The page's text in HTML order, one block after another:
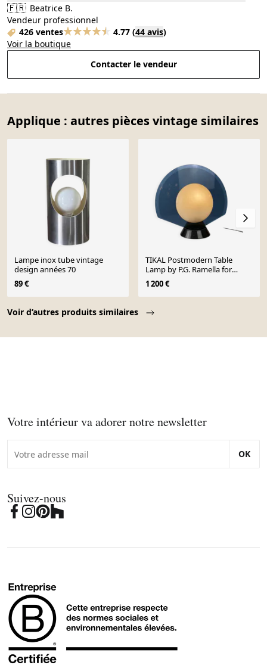
🇫🇷 Beatrice B.
Vendeur professionnel
426 ventes
4.77 (44 avis)
Voir la boutique
Contacter le vendeur
Applique : autres pièces vintage similaires
Voir d’autres produits similaires
Lampe inox tube vintage
design années 70
89 €
TIKAL Postmodern Table
Lamp by P.G. Ramella for
Arteluce, 1980s
1 200 €
Votre intérieur va adorer notre newsletter
OK
Suivez-nous